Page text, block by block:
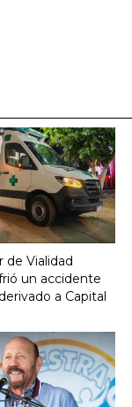
de Vialidad
un accidente
a Capital